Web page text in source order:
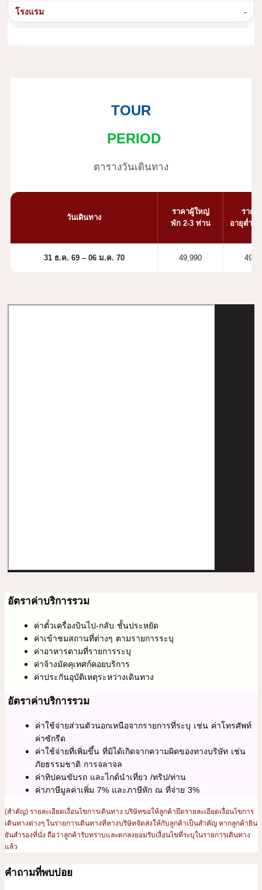
-
TOUR
PERIOD
ตารางวันเดินทาง
วันเดินทาง
ราคาผู้ใหญ่
พัก 2-3 ท่าน
ราคา
อายุต่ำก
31 ธ.ค. 69 – 06 ม.ค. 70 49,990
อัตราค่าบริการรวม
ค่าตั๋วเครื่องบินไป-กลับ ชั้นประหยัด
ค่าเข้าชมสถานที่ต่างๆ ตามรายการระบุ
ค่าอาหารตามที่รายการระบุ
ค่าจ้างมัคคุเทศก์คอยบริการ
ค่าประกันอุบัติเหตุระหว่างเดินทาง
อัตราค่าบริการรวม
ค่าใช้จ่ายส่วนตัวนอกเหนือจากรายการที่ระบุ เช่น ค่าโทรศัพท์
ค่าซักรีด
ค่าใช้จ่ายที่เพิ่มขึ้น ที่มิได้เกิดจากความผิดของทางบริษัท เช่น
ภัยธรรมชาติ การจลาจล
ค่าทิปคนขับรถ และไกด์นำเที่ยว /ทริป/ท่าน
ค่าภาษีมูลค่าเพิ่ม 7% และภาษีหัก ณ ที่จ่าย 3%
(สำคัญ) รายละเอียดเงื่อนไขการเดินทาง บริษัทขอให้ลูกค้ายึดรายละเอียดเงื่อนไขการ
เดินทางต่างๆ ในรายการเดินทางที่ทางบริษัทจัดส่งให้กับลูกค้าเป็นสำคัญ หากลูกค้ายิน
ยันสำรองที่นั่ง ถือว่าลูกค้ารับทราบและตกลงยอมรับเงื่อนไขที่ระบุในรายการเดินทาง
แล้ว
คำถามที่พบบ่อย